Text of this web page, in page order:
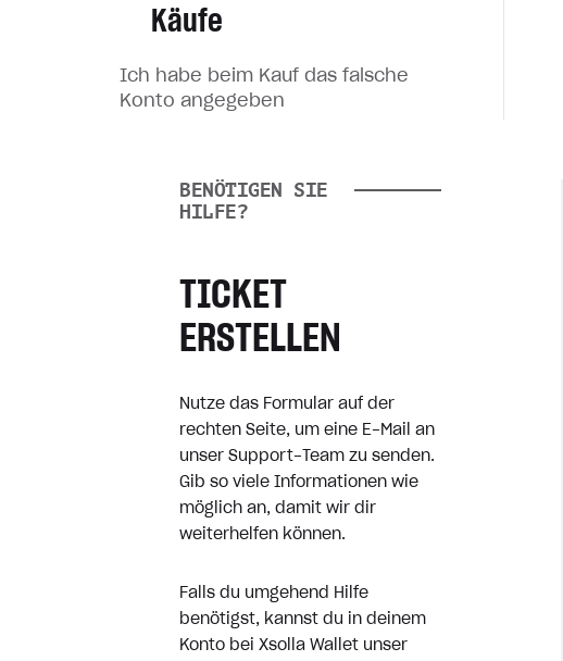
Käufe
Ich habe beim Kauf das falsche
Konto angegeben
Weder Beleg noch meinen Kauf
erwartet
Ich möchte ein Abonnement
Erstattungen
Meinen digitalen Kauf erstatten
Belege
BENÖTIGEN SIE
HILFE?
TICKET
ERSTELLEN
Nutze das Formular auf der
rechten Seite, um eine E-Mail an
unser Support-Team zu senden.
Gib so viele Informationen wie
möglich an, damit wir dir
weiterhelfen können.
Falls du umgehend Hilfe
benötigst, kannst du in deinem
Konto bei Xsolla Wallet unser